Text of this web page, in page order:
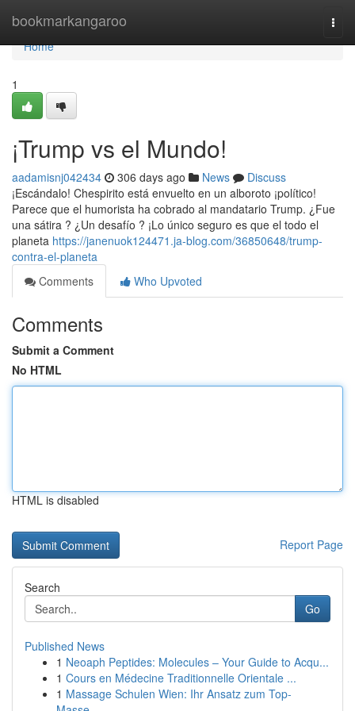
bookmarkangaroo
Home
Home
1
¡Trump vs el Mundo!
aadamisnj042434 306 days ago News
Discuss
¡Escándalo! Chespirito está envuelto en un alboroto ¡político!
Parece que el humorista ha cobrado al mandatario Trump. ¿Fue
una sátira ? ¿Un desafío ? ¡Lo único seguro es que el todo el
planeta https://janenuok124471.ja-blog.com/36850648/trump-
contra-el-planeta
Comments
Who Upvoted
Comments
Submit a Comment
No HTML
HTML is disabled
Report Page
Search
Go
Published News
1 Neoaph Peptides: Molecules – Your Guide to Acqu...
1 Cours en Médecine Traditionnelle Orientale ...
1 Massage Schulen Wien: Ihr Ansatz zum Top-